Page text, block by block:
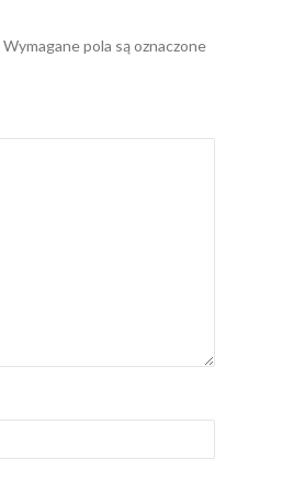
Wymagane pola są oznaczone